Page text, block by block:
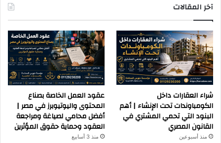
آخر المقالات
شراء العقارات داخل
الكومباوندات تحت الإنشاء | أهم
البنود التي تحمي المشتري في
القانون المصري
منذ أسبوعين
عقود العمل الخاصة بصناع
المحتوى واليوتيوبرز في مصر |
أفضل محامي لصياغة ومراجعة
العقود وحماية حقوق المؤثرين
منذ 3 أسابيع